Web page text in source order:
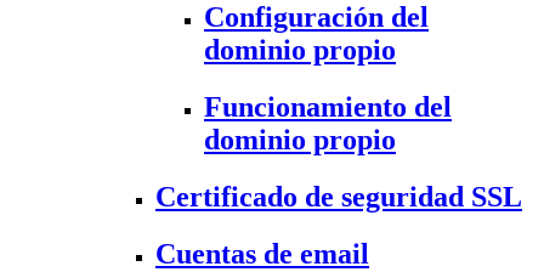
Configuración del
dominio propio
Funcionamiento del
dominio propio
Certificado de seguridad SSL
Cuentas de email